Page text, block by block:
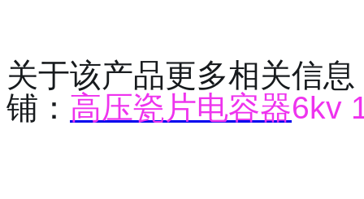
关于该产品更多相关信
铺： 高压瓷片电容器6kv